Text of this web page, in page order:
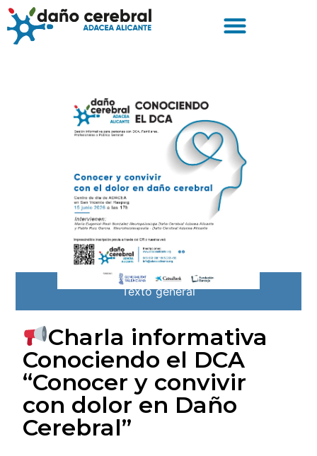
Texto general
Charla informativa
Conociendo el DCA
“Conocer y convivir
con dolor en Daño
Cerebral”